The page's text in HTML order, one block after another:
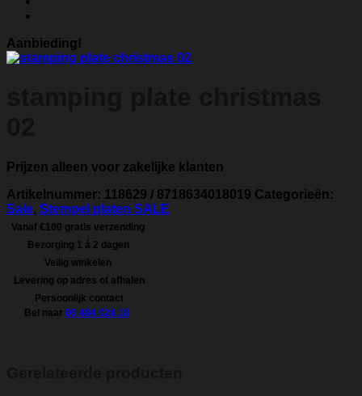
Aanbieding!
Prijzen alleen voor zakelijke klanten
Artikelnummer: 118629 / 8718634018019 Categorieën:
Sale, Stempel platen SALE
Vanaf €100 gratis verzending
Bezorging 1 á 2 dagen
Veilig winkelen
Levering op adres of afhalen
Persoonlijk contact
Bel naar 06 484 024 18